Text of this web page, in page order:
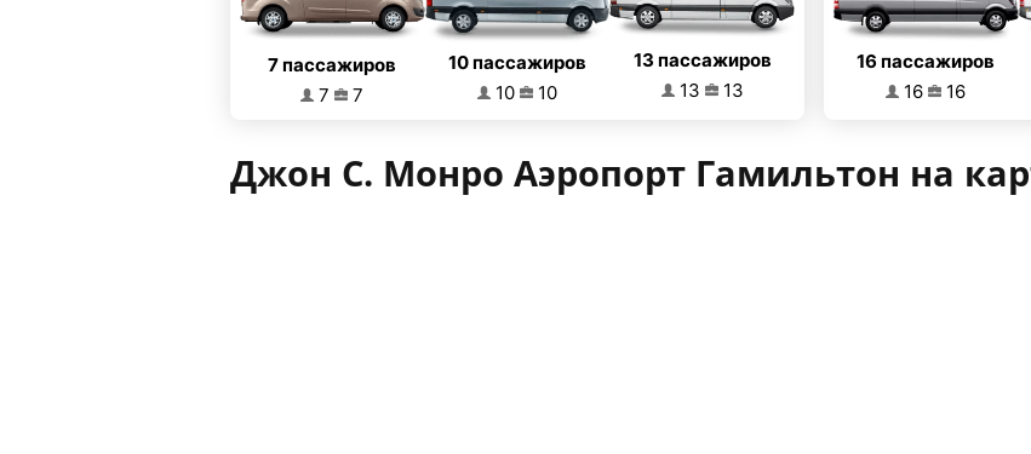
7 пассажиров
7
7
10 пассажиров
10
10
13 пассажиров
13
13
16 пассажиров
16
16
Джон С. Монро Аэропорт Гамильтон на